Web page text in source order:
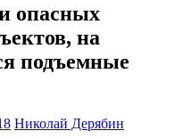
опасных
на
подъемные
Николай Дерябин